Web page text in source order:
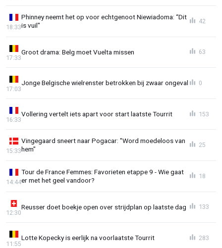
Phinney neemt het op voor echtgenoot Niewiadoma: “Dit
is vuil"
18:33
42
Groot drama: Belg moet Vuelta missen
17:33
63
Jonge Belgische wielrenster betrokken bij zwaar ongeval
17:03
0
Vollering vertelt iets apart voor start laatste Tourrit
16:33
153
Vingegaard sneert naar Pogacar: "Word moedeloos van
hem"
15:33
25
Tour de France Femmes: Favorieten etappe 9 - Wie gaat
er met het geel vandoor?
14:44
18
Reusser doet boekje open over strijdplan op laatste dag
12:30
133
Lotte Kopecky is eerlijk na voorlaatste Tourrit
11:55
283